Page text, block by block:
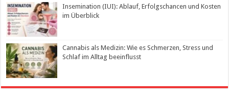
Insemination (IUI): Ablauf, Erfolgschancen und Kosten
im Überblick
Cannabis als Medizin: Wie es Schmerzen, Stress und
Schlaf im Alltag beeinflusst